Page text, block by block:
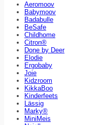
Aeromoov
Babymoov
Badabulle
BeSafe
Childhome
Citron®
Done by Deer
Elodie
Ergobaby
Joie
Kidzroom
KikkaBoo
Kinderfeets
Lässig
Marky®
MiniMeis